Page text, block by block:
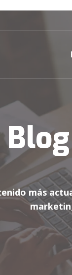
Blog
más